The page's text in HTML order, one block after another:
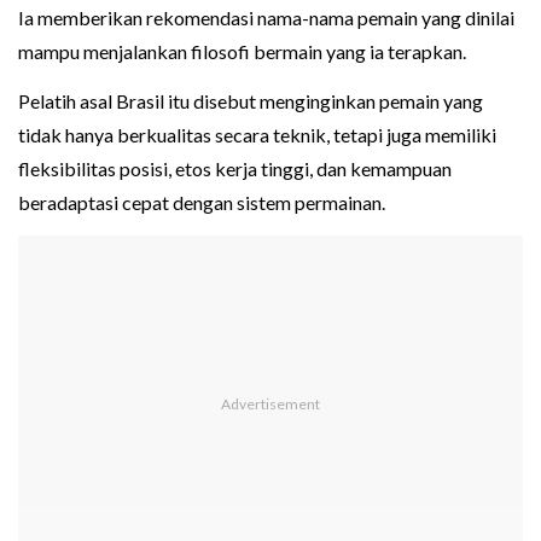
Ia memberikan rekomendasi nama-nama pemain yang dinilai
mampu menjalankan filosofi bermain yang ia terapkan.
Pelatih asal Brasil itu disebut menginginkan pemain yang
tidak hanya berkualitas secara teknik, tetapi juga memiliki
fleksibilitas posisi, etos kerja tinggi, dan kemampuan
beradaptasi cepat dengan sistem permainan.